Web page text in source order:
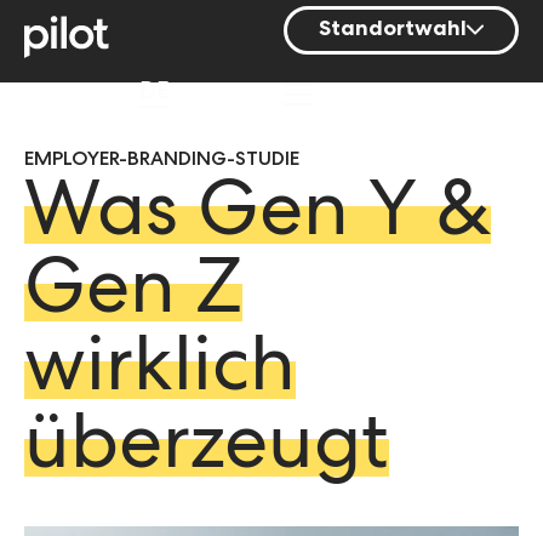
Standortwahl
Berlin
München
EMPLOYER-BRANDING-STUDIE
Was Gen Y &
Gen Z
wirklich
überzeugt